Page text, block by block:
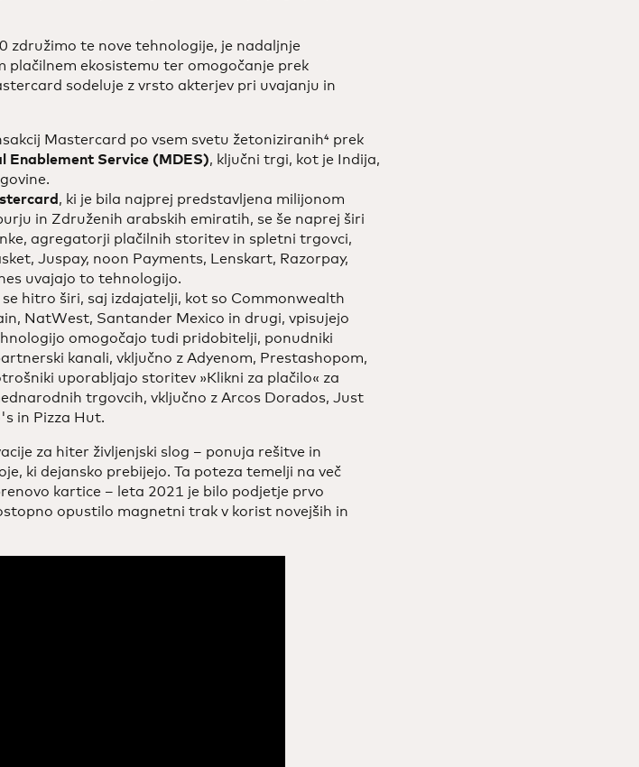
združimo te nove tehnologije, je nadaljnje
plačilnem ekosistemu ter omogočanje prek
sodeluje z vrsto akterjev pri uvajanju in
Mastercard po vsem svetu žetoniziranih⁴ prek
Service (MDES), ključni trgi, kot je Indija,
, ki je bila najprej predstavljena milijonom
in Združenih arabskih emiratih, se še naprej širi
agregatorji plačilnih storitev in spletni trgovci,
Juspay, noon Payments, Lenskart, Razorpay,
uvajajo to tehnologijo.
se hitro širi, saj izdajatelji, kot so Commonwealth
NatWest, Santander Mexico in drugi, vpisujejo
omogočajo tudi pridobitelji, ponudniki
kanali, vključno z Adyenom, Prestashopom,
uporabljajo storitev »Klikni za plačilo« za
trgovcih, vključno z Arcos Dorados, Just
in Pizza Hut.
za hiter življenjski slog – ponuja rešitve in
ki dejansko prebijejo. Ta poteza temelji na več
kartice – leta 2021 je bilo podjetje prvo
opustilo magnetni trak v korist novejših in